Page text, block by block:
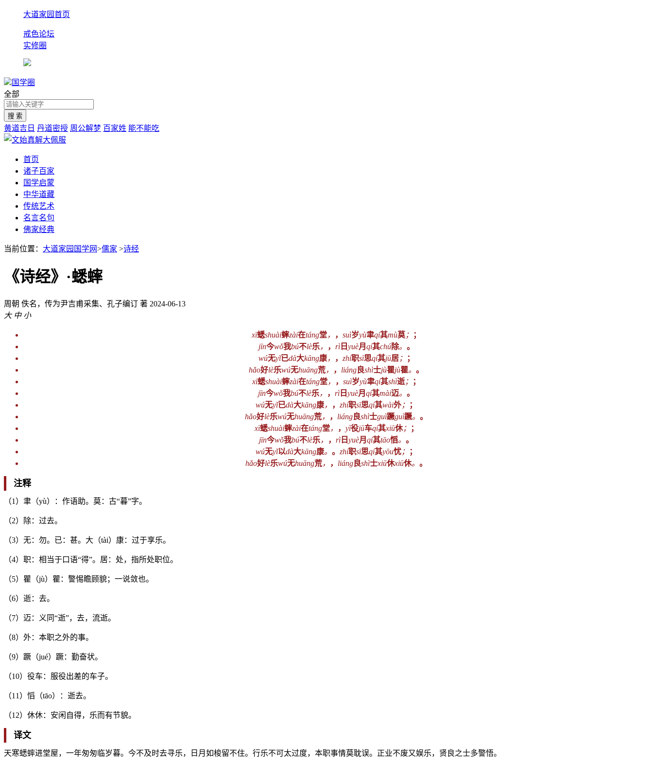
大道家园首页
戒色论坛
实修圈
国学圈
全部
黄道吉日 丹道密授 周公解梦 百家姓 能不能吃
首页
诸子百家
国学启蒙
中华道藏
传统艺术
名言名句
佛家经典
当前位置： 大道家园国学网>儒家 >诗经
《诗经》·蟋蟀
周朝 佚名，传为尹吉甫采集、孔子编订 著 2024-06-13
大 中 小
xī蟋shuài蟀zài在táng堂， ， suì岁yù聿qí其mù莫； ；
jīn今wǒ我bú不lè乐， ， rì日 yuè月 qí其chú除。 。
wú无yǐ已dà大kāng康， ， zhí职sī思qí其jū居； ；
hǎo好lè乐wú无huāng荒， ， liáng 良shì士jù瞿jù瞿。 。
xī蟋shuài蟀zài在táng堂， ， suì岁yù聿qí其shì逝； ；
jīn今wǒ我bú不lè乐， ， rì 日 yuè月 qí其mài迈。 。
wú无yǐ已dà大kāng康， ， zhí职sī思qí其wài外； ；
hǎo好lè乐wú无huāng荒， ， liáng 良shì士guì蹶guì蹶。 。
xī蟋shuài蟀zài在táng堂， ， yì役jū车qí其xiū休； ；
jīn今wǒ我bú不lè乐， ， rì 日 yuè月 qí其tāo慆。 。
wú无yǐ以dà大kāng康。 。 zhí职sī思qí其yōu忧； ；
hǎo好lè乐wú无huāng荒， ， liáng 良shì士xiū休xiū休。 。
注释
（1）聿（yù）：作语助。莫：古“暮”字。
（2）除：过去。
（3）无：勿。已：甚。大（tài）康：过于享乐。
（4）职：相当于口语“得”。居：处，指所处职位。
（5）瞿（jù）瞿：警惕瞻顾貌；一说敛也。
（6）逝：去。
（7）迈：义同“逝”，去，流逝。
（8）外：本职之外的事。
（9）蹶（jué）蹶：勤奋状。
（10）役车：服役出差的车子。
（11）慆（tāo）：逝去。
（12）休休：安闲自得，乐而有节貌。
译文
天寒蟋蟀进堂屋，一年匆匆临岁暮。今不及时去寻乐，日月如梭留不住。行乐不可太过度，本职事情莫耽误。正业不废又娱乐，贤良之士多警悟。